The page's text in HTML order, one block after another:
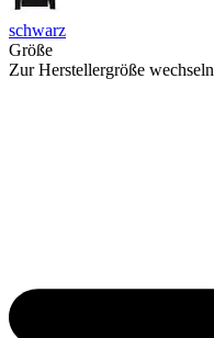
schwarz
Größe
Zur Herstellergröße wechseln